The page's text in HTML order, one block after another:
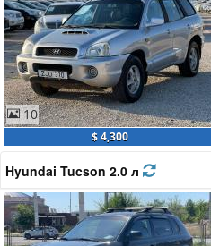
10
$ 4,300
Hyundai Tucson 2.0 л